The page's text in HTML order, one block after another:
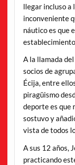
llegar incluso a
inconveniente
náutico es que
A la llamada
socios de
Écija, entre
piragüismo
deporte es que
sostuvo y
vista de todos
A sus 12 años,
practicando